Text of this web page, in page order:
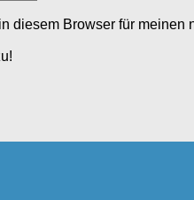
diesem Browser für meinen